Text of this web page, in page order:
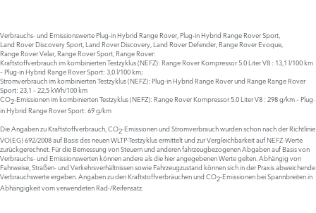
Verbrauchs- und Emissionswerte Plug‑in Hybrid Range Rover, Plug‑in Hybrid Range Rover Sport,
Land Rover Discovery Sport, Land Rover Discovery, Land Rover Defender, Range Rover Evoque,
Range Rover Velar, Range Rover Sport, Range Rover:
Kraftstoffverbrauch im kombinierten Testzyklus (NEFZ): Range Rover Kompressor 5.0 Liter V8 : 13,1 l/100 km
– Plug-in Hybrid Range Rover Sport: 3,0 l/100 km;
Stromverbrauch im kombinierten Testzyklus (NEFZ): Plug-in Hybrid Range Rover und Range Range Rover
Sport: 23,1 – 22,5 kWh/100 km
CO2-Emissionen im kombinierten Testzyklus (NEFZ): Range Rover Kompressor 5.0 Liter V8 : 298 g/km – Plug-
in Hybrid Range Rover Sport: 69 g/km
Die Angaben zu Kraftstoffverbrauch, CO2-Emissionen und Stromverbrauch wurden schon nach der Richtlinie
VO(EG) 692/2008 auf Basis des neuen WLTP-Testzyklus ermittelt und zur Vergleichbarkeit auf NEFZ-Werte
zurückgerechnet. Für die Bemessung von Steuern und anderen fahrzeugbezogenen Abgaben auf Basis von
Verbrauchs- und Emissionswerten können andere als die hier angegebenen Werte gelten. Abhängig von
Fahrweise, Straßen- und Verkehrsverhältnissen sowie Fahrzeugzustand können sich in der Praxis abweichende
Verbrauchswerte ergeben. Angaben zu den Kraftstoffverbräuchen und CO2-Emissionen bei Spannbreiten in
Abhängigkeit vom verwendeten Rad-/Reifensatz.